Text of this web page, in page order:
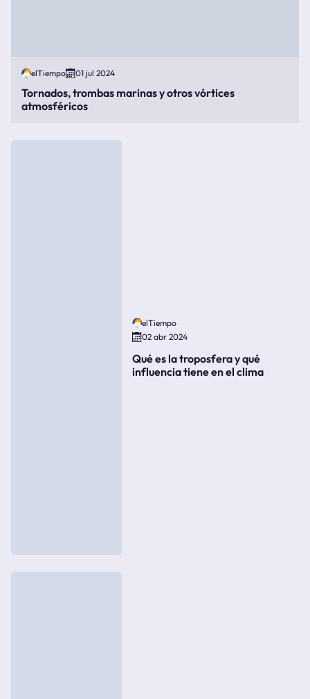
elTiempo 01 jul 2024
Tornados, trombas marinas y otros vórtices
atmosféricos
elTiempo
02 abr 2024
Qué es la troposfera y qué
influencia tiene en el clima